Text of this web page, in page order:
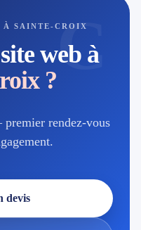
C
À SAINTE-CROIX
web à
?
rendez-vous
devis